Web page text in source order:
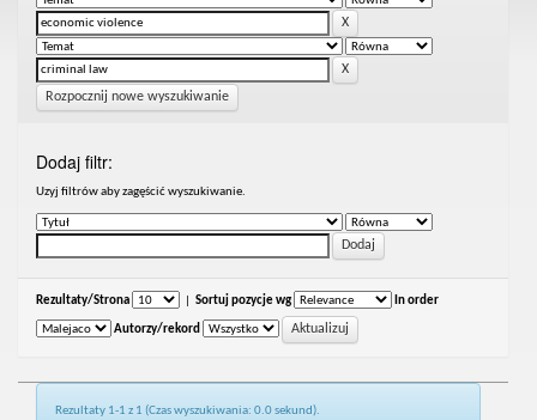
Rozpocznij nowe wyszukiwanie
Dodaj filtr:
Uzyj filtrów aby zagęścić wyszukiwanie.
Rezultaty/Strona Sortuj pozycje wg In order
Autorzy/rekord
Rezultaty 1-1 z 1 (Czas wyszukiwania: 0.0 sekund).